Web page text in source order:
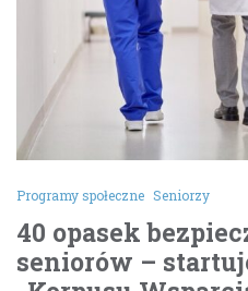
Programy społeczne Seniorzy
40 opasek
seniorów –